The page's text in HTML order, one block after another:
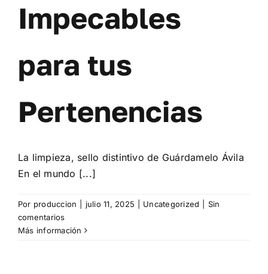
Impecables
para tus
Pertenencias
La limpieza, sello distintivo de Guárdamelo Ávila
En el mundo [...]
Por produccion julio 11, 2025 Uncategorized
Sin
comentarios
Más información